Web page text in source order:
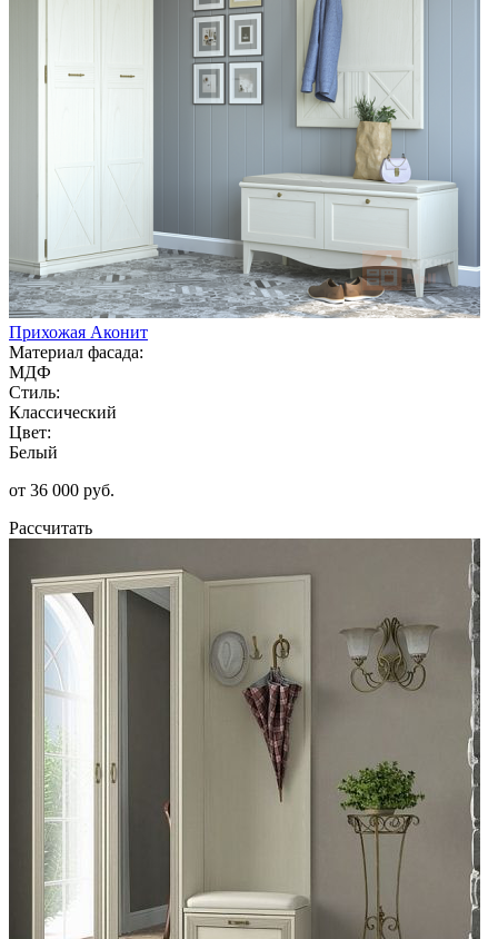
Прихожая Аконит
Материал фасада:
МДФ
Стиль:
Классический
Цвет:
Белый
от 36 000 руб.
Рассчитать